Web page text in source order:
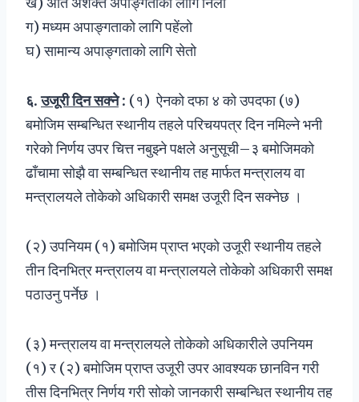
ग) मध्यम अपाङ्गताको लागि पहेंलो
घ) सामान्य अपाङ्गताको लागि सेतो
६.उजूरी दिन सक्ने : (१) ऐनको दफा ४ को उपदफा (७)
बमोजिम सम्बन्धित स्थानीय तहले परिचयपत्र दिन नमिल्ने भनी
गरेको निर्णय उपर चित्त नबुझ्ने पक्षले अनुसूची–३ बमोजिमको
ढाँचामा सोझै वा सम्बन्धित स्थानीय तह मार्फत मन्त्रालय वा
मन्त्रालयले तोकेको अधिकारी समक्ष उजूरी दिन सक्नेछ ।
(२) उपनियम (१) बमोजिम प्राप्त भएको उजूरी स्थानीय तहले
तीन दिनभित्र मन्त्रालय वा मन्त्रालयले तोकेको अधिकारी समक्ष
पठाउनु पर्नेछ ।
(३) मन्त्रालय वा मन्त्रालयले तोकेको अधिकारीले उपनियम
(१) र (२) बमोजिम प्राप्त उजूरी उपर आवश्यक छानविन गरी
तीस दिनभित्र निर्णय गरी सोको जानकारी सम्बन्धित स्थानीय तह